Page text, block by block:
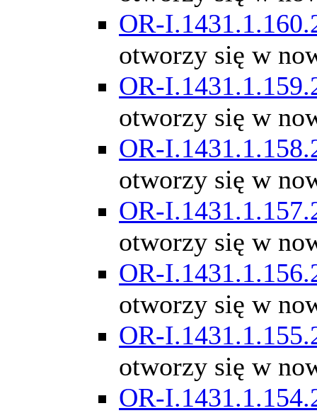
OR-
otworzy się w
OR-
otworzy się w
OR-
otworzy się w
OR-
otworzy się w
OR-
otworzy się w
OR-
otworzy się w
OR-